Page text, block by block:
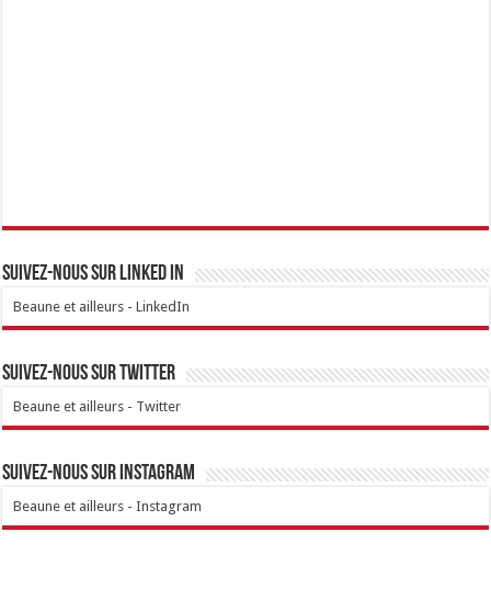
Suivez-nous sur linked IN
Beaune et ailleurs - LinkedIn
Suivez-nous sur Twitter
Beaune et ailleurs - Twitter
Suivez-nous sur Instagram
Beaune et ailleurs - Instagram